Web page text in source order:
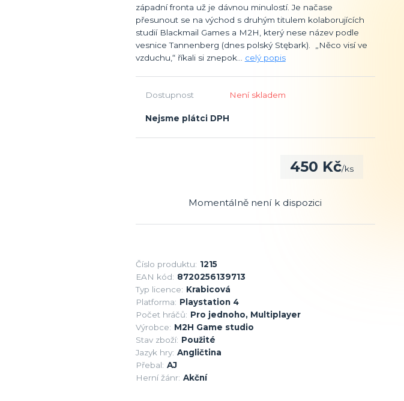
západní fronta už je dávnou minulostí. Je načase
přesunout se na východ s druhým titulem kolaborujících
studií Blackmail Games a M2H, který nese název podle
vesnice Tannenberg (dnes polský Stębark). „Něco visí ve
vzduchu,“ říkali si znepok... celý popis
Dostupnost Není skladem
Nejsme plátci DPH
450 Kč/ks
Momentálně není k dispozici
Číslo produktu: 1215
EAN kód: 8720256139713
Typ licence: Krabicová
Platforma: Playstation 4
Počet hráčů: Pro jednoho, Multiplayer
Výrobce: M2H Game studio
Stav zboží: Použité
Jazyk hry: Angličtina
Přebal: AJ
Herní žánr: Akční